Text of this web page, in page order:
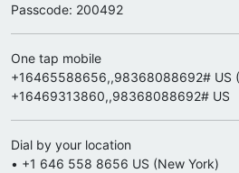
Passcode: 200492
One tap mobile
+16465588656,,98368088692# US
+16469313860,,98368088692# US
Dial by your location
• +1 646 558 8656 US (New York)